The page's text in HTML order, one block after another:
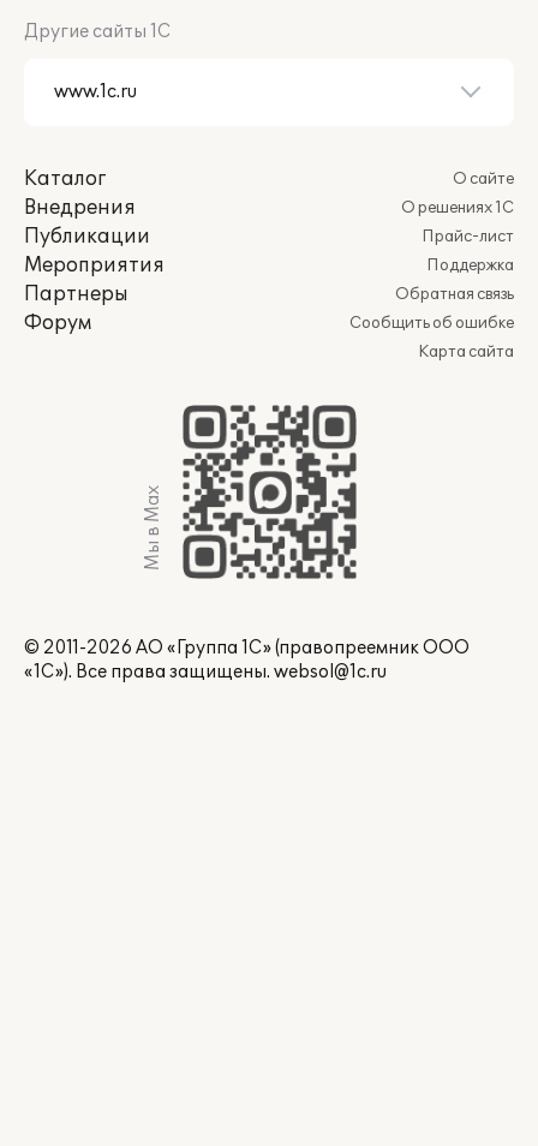
Другие сайты 1С
Каталог
Внедрения
Публикации
Мероприятия
Партнеры
Форум
О сайте
О решениях 1С
Прайс-лист
Поддержка
Обратная связь
Сообщить об ошибке
Карта сайта
Мы в Max
© 2011-2026 АО «Группа 1С» (правопреемник ООО
«1С»). Все права защищены. websol@1c.ru